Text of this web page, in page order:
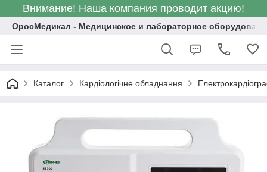
Внимание! Наша компания проводит акцию!
ОросМедикал - Медицинское и лабораторное
Каталог Кардіологічне обладнання